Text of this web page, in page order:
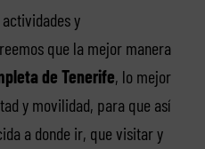
y
que la mejor manera
de Tenerife, lo mejor
y movilidad, para que así
a donde ir, que visitar y